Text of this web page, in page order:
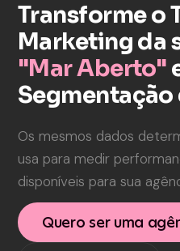
Transforme o
Marketing da
"Mar Aberto"
Segmentação
Os mesmos dados
usa para medir
disponíveis para sua
Quero ser uma